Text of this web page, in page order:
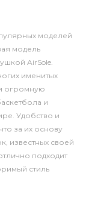
моделей
модель
AirSole.
именитых
огромную
и
Удобство и
за их основу
известных своей
подходит
стиль